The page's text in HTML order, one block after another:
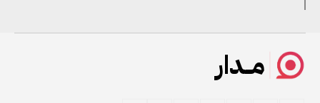
مــدار